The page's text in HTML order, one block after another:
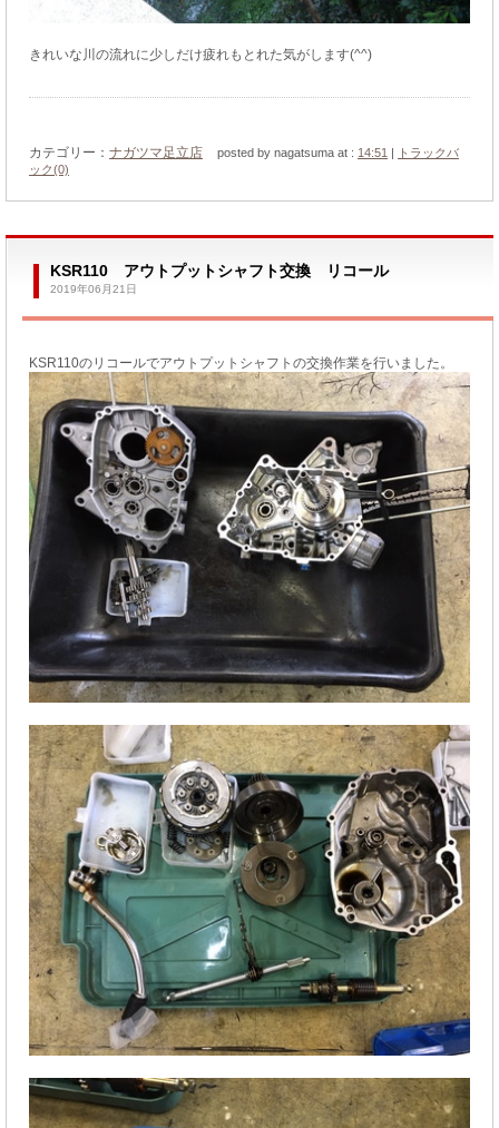
きれいな川の流れに少しだけ疲れもとれた気がします(^^)
カテゴリー： ナガツマ足立店 posted by nagatsuma at : 14:51 |
トラックバ
ック(0)
KSR110 アウトプットシャフト交換 リコール
2019年06月21日
KSR110のリコールでアウトプットシャフトの交換作業を行いました。